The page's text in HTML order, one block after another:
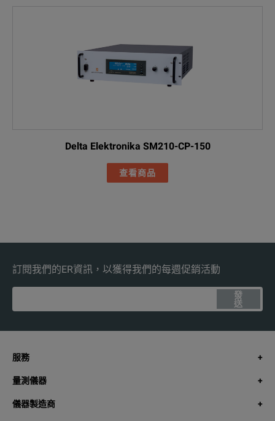
Delta Elektronika SM210-CP-150
查看商品
訂閱我們的ER資訊，以獲得我們的每週促銷活動
發
送
服務
量測儀器
儀器製造商